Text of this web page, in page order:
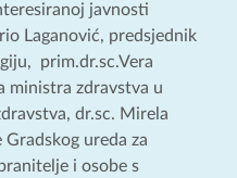
javnosti
Laganović, predsjednik
prim.dr.sc.Vera
ministra zdravstva u
dr.sc. Mirela
ureda za
i osobe s